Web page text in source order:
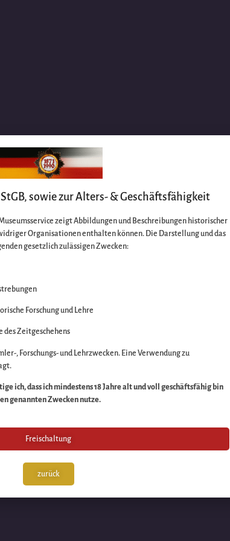
schauen Sie
StGB, sowie zur Alters- & Geschäftsfähigkeit
zeigt Abbildungen und Beschreibungen historischer
Organisationen enthalten können. Die Darstellung und das
gesetzlich zulässigen Zwecken:
Forschung und Lehre
des Zeitgeschehens
, Forschungs- und Lehrzwecken. Eine Verwendung zu
ich, dass ich mindestens 18 Jahre alt und voll geschäftsfähig bin
genannten Zwecken nutze.
Freischaltung
zurück